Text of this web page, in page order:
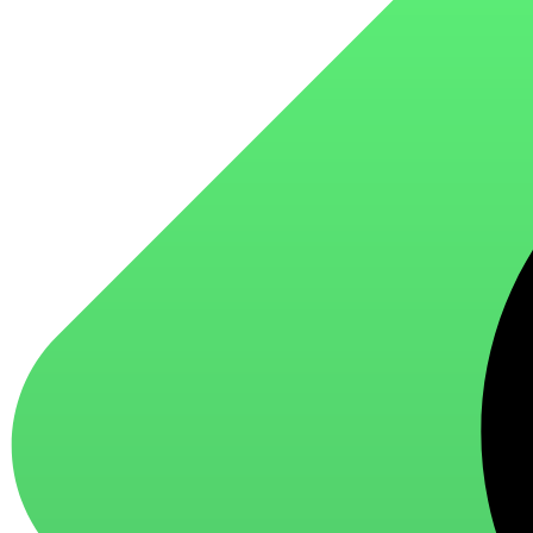
для ароматизации и нейтрализации запахов
для стирки и ухода за тканями
для ковров и текстильных изделий
специализированные чистящие средства
универсальные чистящие средства
дезинфицирующие средства
Автохимия и автокосметика
автоэмали
аэрозольные смазки